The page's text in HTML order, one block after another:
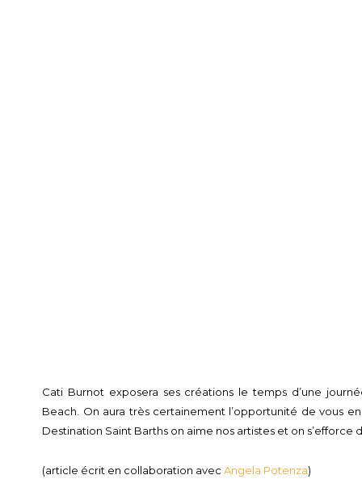
Cati Burnot exposera ses créations le temps d’une
Beach. On aura très certainement l’opportunité de vous
Destination Saint Barths on aime nos artistes et on s’efforce
(article écrit en collaboration avecAngela Potenza)